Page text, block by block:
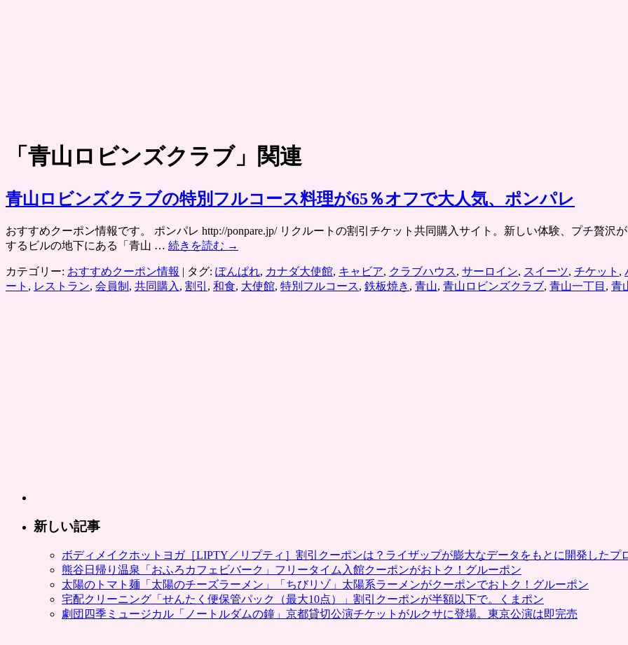
「 青山ロビンズクラブ」関連
青山ロビンズクラブの特別フルコース料理が65％オフで大人気、ポンパレ
おすすめクーポン情報です。 ポンパレ http://ponpare.jp/ リクルートの割引チケット共同購入サイト。新しい体験、プチ贅
するビルの地下にある「青山 … 続きを読む →
カテゴリー: おすすめクーポン情報 | タグ: ぽんぱれ, カナダ大使館, キャビア, クラブハウス, サーロイン, スイーツ, チケット ,
ート , レストラン, 会員制 , 共同購入 , 割引 , 和食, 大使館, 特別フルコース, 鉄板焼き , 青山, 青山ロビンズクラブ, 青山一丁目 , 青
新しい記事
ボディメイクホットヨガ［LIPTY／リプティ］割引クーポンは？ライザップが膨大なデータをもとに開発したプ
熊谷日帰り温泉「おふろカフェビバーク」フリータイム入館クーポンがおトク！グルーポン
太陽のトマト麺「太陽のチーズラーメン」「ちびリゾ」太陽系ラーメンがクーポンでおトク！グルーポン
宅配クリーニング「せんたく便保管パック（最大10点）」割引クーポンが半額以下で。くまポン
劇団四季ミュージカル「ノートルダムの鐘」京都貸切公演チケットがルクサに登場。東京公演は即完売